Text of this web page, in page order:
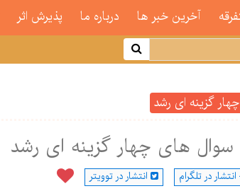
آخرین خبر ها درباره ما پذیرش اثر
گزینه ای رشد
های چهار گزینه ای رشد
انتشار در تلگرام انتشار در توویتر